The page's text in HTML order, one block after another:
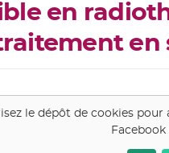
en
en
le dépôt de cookies pour